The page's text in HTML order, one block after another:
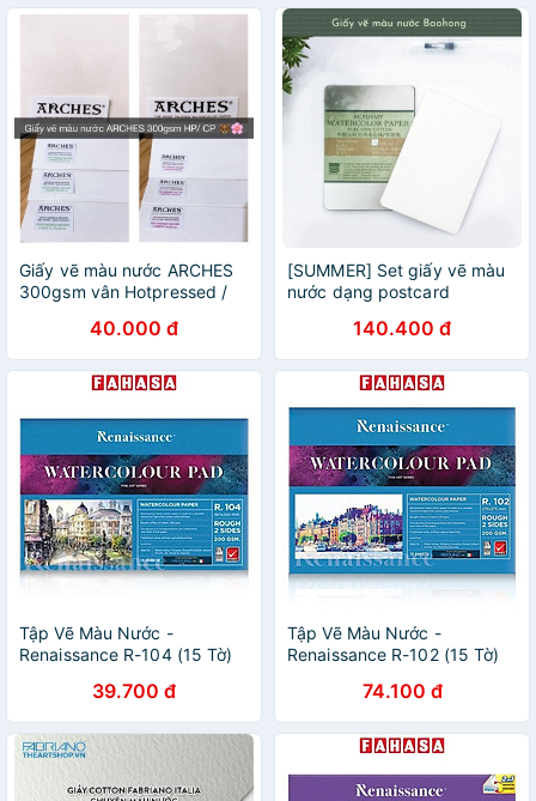
Giấy vẽ màu nước ARCHES
300gsm vân Hotpressed /
40.000 đ
[SUMMER] Set giấy vẽ màu
nước dạng postcard
140.400 đ
Tập Vẽ Màu Nước -
Renaissance R-104 (15 Tờ)
39.700 đ
Tập Vẽ Màu Nước -
Renaissance R-102 (15 Tờ)
74.100 đ